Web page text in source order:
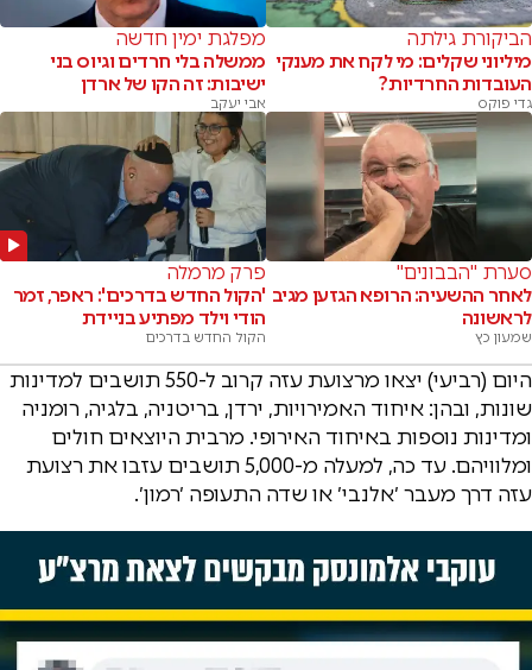
הביקורת גילתה
מיליוני שקלים: מי לקח את מענקי
העובדות החרדיות?
גדי פוקס
מפלגת ימין חדשה
ממשלה בלי חרדים וגיוס בני
ישיבות: זה הקו של ארדן
אבי יעקב
סערת "הבבונים"
לאחר ההשעיה: הרופא הגזען מגיב
לראשונה
שמעון כץ
פרק מרמלה
'הקול החדש בדרכים': ראפר, זמר
הודי וילד מפתיע בניידת
הקול החדש בדרכים
היום (רביעי) יצאו מרצועת עזה קרוב ל-550 תושבים למדינות
שונות, ובהן: איחוד האמירויות, ירדן, בריטניה, בלגיה, רומניה
ומדינות נוספות באיחוד האירופי. מרבית היוצאים חולים
ומלוויהם. עד כה, למעלה מ-5,000 תושבים עזבו את רצועת
עזה דרך מעבר ׳אלנבי׳ או שדה התעופה ׳רמון׳.